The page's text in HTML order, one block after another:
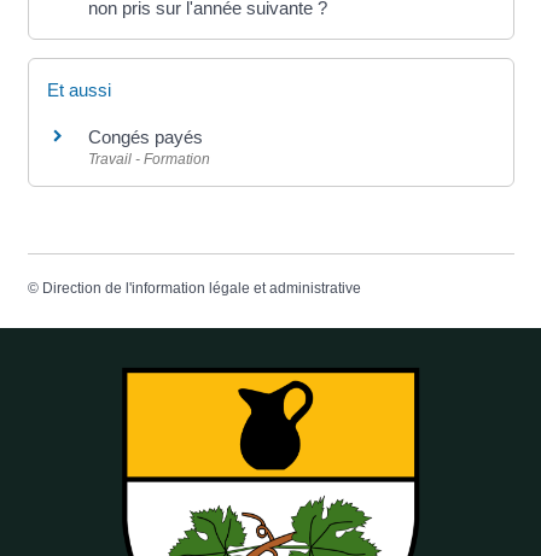
non pris sur l'année suivante ?
Et aussi
Congés payés
Travail - Formation
© Direction de l'information légale et administrative